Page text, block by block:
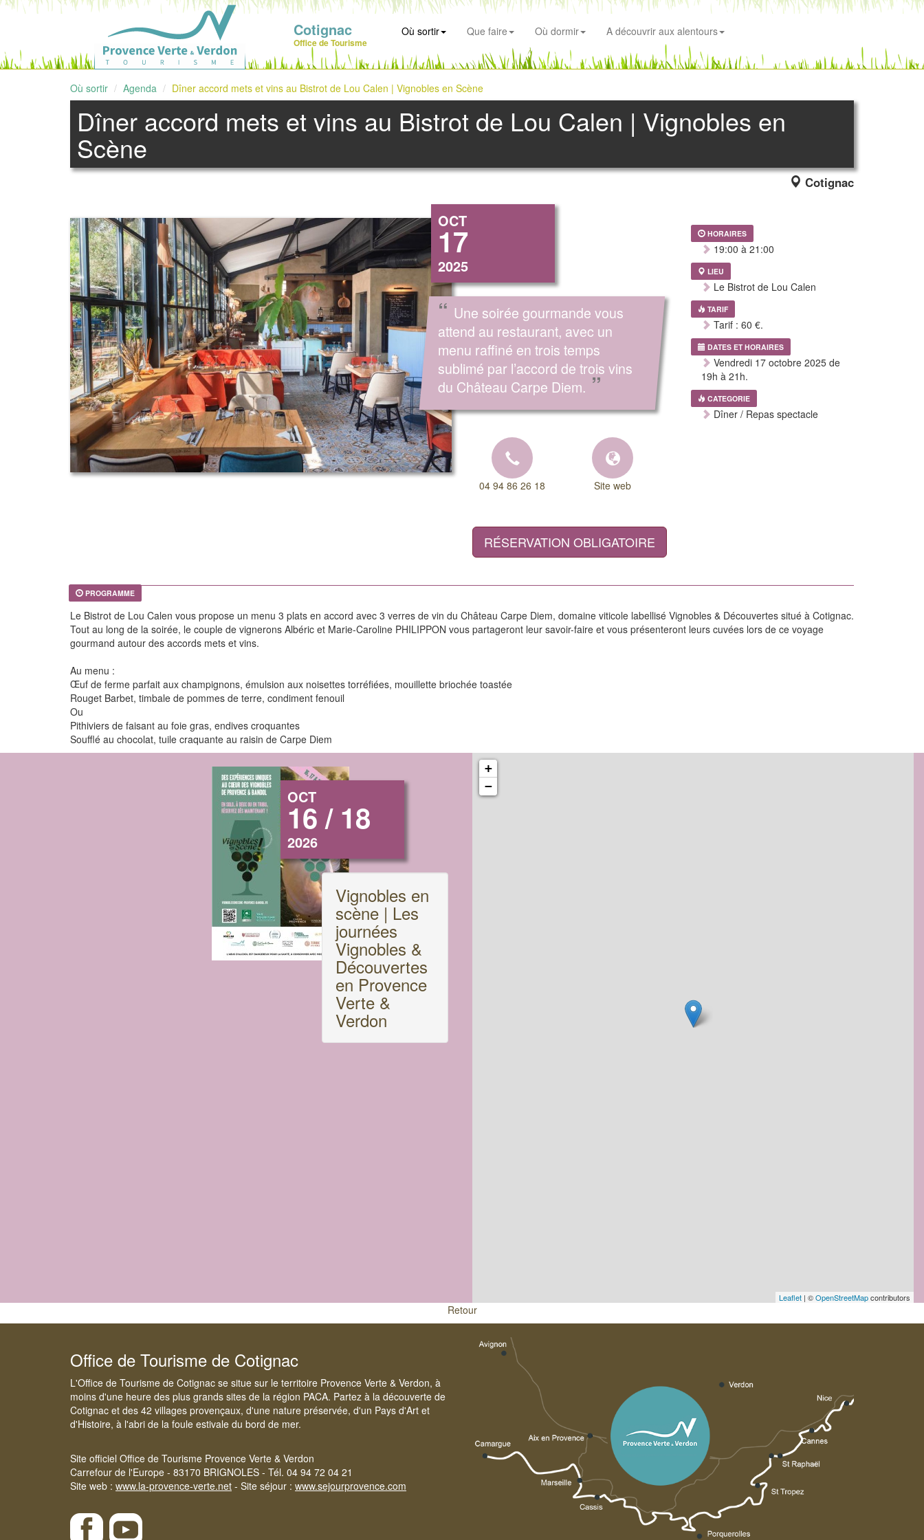
Cotignac
Office de Tourisme
Où sortir Que faire Où dormir A découvrir aux alentours
Où sortir Agenda Dîner accord mets et vins au Bistrot de Lou Calen | Vignobles en Scène
Dîner accord mets et vins au Bistrot de Lou Calen | Vignobles en
Scène
Cotignac
OCT
17
2025
“ Une soirée gourmande vous
attend au restaurant, avec un
menu raffiné en trois temps
sublimé par l’accord de trois vins
du Château Carpe Diem. ”
HORAIRES
19:00 à 21:00
LIEU
Le Bistrot de Lou Calen
TARIF
Tarif : 60 €.
DATES ET HORAIRES
Vendredi 17 octobre 2025 de
19h à 21h.
CATEGORIE
Dîner / Repas spectacle
04 94 86 26 18 Site web
RÉSERVATION OBLIGATOIRE
PROGRAMME
Le Bistrot de Lou Calen vous propose un menu 3 plats en accord avec 3 verres de vin du Château Carpe Diem, domaine viticole labellisé Vignobles & Découvertes situé à Cotignac.
Tout au long de la soirée, le couple de vignerons Albéric et Marie-Caroline PHILIPPON vous partageront leur savoir-faire et vous présenteront leurs cuvées lors de ce voyage
gourmand autour des accords mets et vins.
Au menu :
Œuf de ferme parfait aux champignons, émulsion aux noisettes torréfiées, mouillette briochée toastée
Rouget Barbet, timbale de pommes de terre, condiment fenouil
Ou
Pithiviers de faisant au foie gras, endives croquantes
Soufflé au chocolat, tuile craquante au raisin de Carpe Diem
OCT
16 / 18
2026
Vignobles en
scène | Les
journées
Vignobles &
Découvertes
en Provence
Verte &
Verdon
+
−
Leaflet | ©OpenStreetMapcontributors
Retour
Office de Tourisme de Cotignac
L'Office de Tourisme de Cotignac se situe sur le territoire Provence Verte & Verdon, à
moins d'une heure des plus grands sites de la région PACA. Partez à la découverte de
Cotignac et des 42 villages provençaux, d'une nature préservée, d'un Pays d'Art et
d'Histoire, à l'abri de la foule estivale du bord de mer.
Site officiel Office de Tourisme Provence Verte & Verdon
Carrefour de l'Europe - 83170 BRIGNOLES - Tél. 04 94 72 04 21
Site web : www.la-provence-verte.net - Site séjour : www.sejourprovence.com